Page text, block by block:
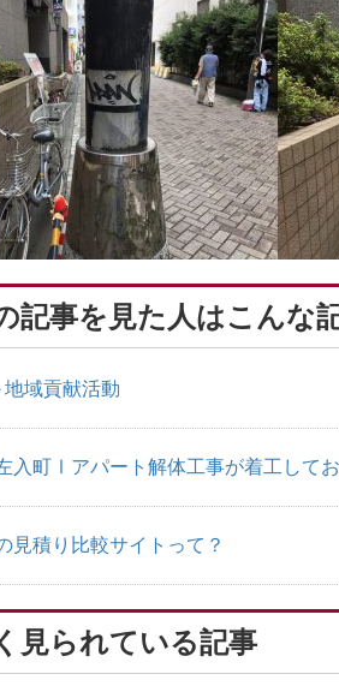
記事を見た人はこんな
地域貢献活動
入町Ⅰアパート解体工事が着工してお
見積り比較サイトって？
見られている記事